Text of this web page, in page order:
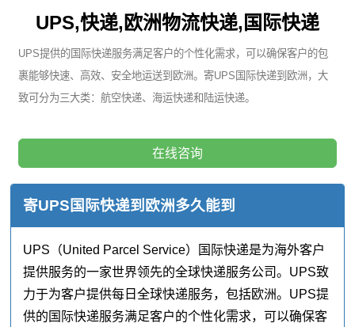
UPS,快递,欧洲物流快递,国际快递
UPS提供的国际快递服务满足客户的个性化需求，可以确保客户的包
裹能够快速、高效、安全地运送到欧洲。寄UPS国际快递到欧洲，大
致可分为三大类：航空快递、海运快递和陆运快递。
在线咨询
寄UPS国际快递到欧洲多久能到
UPS（United Parcel Service）国际快递是为海外客户
提供服务的一家世界领先的全球快递服务公司。UPS致
力于为客户提供每日全球快递服务，包括欧洲。UPS提
供的国际快递服务满足客户的个性化需求，可以确保客